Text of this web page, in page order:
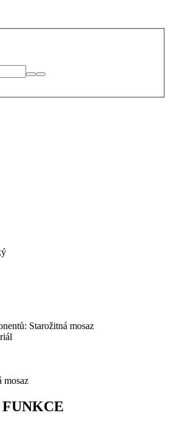
Starožitná mosaz
mosaz